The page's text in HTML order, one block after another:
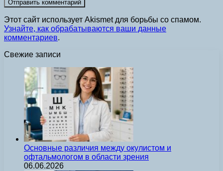
Этот сайт использует Akismet для борьбы со спамом.
Узнайте, как обрабатываются ваши данные
комментариев.
Свежие записи
Основные различия между окулистом и
офтальмологом в области зрения
06.06.2026